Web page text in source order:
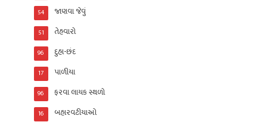
જાણવા જેવું
54
તેહવારો
51
દુહા-છંદ
96
પાળીયા
17
ફરવા લાયક સ્થળો
96
બહારવટીયાઓ
16